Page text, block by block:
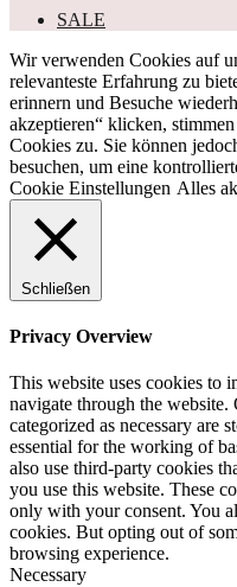
SALE
Wir verwenden Cookies auf
relevanteste Erfahrung zu
erinnern und Besuche
akzeptieren“ klicken,
Cookies zu. Sie können
besuchen, um eine
Cookie Einstellungen Alles
Schließen
Privacy Overview
This website uses cookies to
navigate through the website.
categorized as necessary are
essential for the working of
also use third-party cookies
you use this website. These
only with your consent. You
cookies. But opting out of
browsing experience.
Necessary